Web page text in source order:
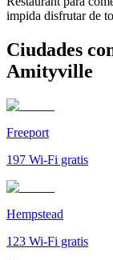
impida disfrutar de
Ciudades
Amityville
Freeport
197 Wi-Fi gratis
Hempstead
123 Wi-Fi gratis